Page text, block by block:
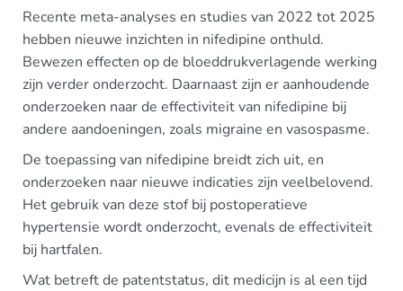
Recente meta-analyses en studies van 2022 tot 2025
hebben nieuwe inzichten in nifedipine onthuld.
Bewezen effecten op de bloeddrukverlagende werking
zijn verder onderzocht. Daarnaast zijn er aanhoudende
onderzoeken naar de effectiviteit van nifedipine bij
andere aandoeningen, zoals migraine en vasospasme.
De toepassing van nifedipine breidt zich uit, en
onderzoeken naar nieuwe indicaties zijn veelbelovend.
Het gebruik van deze stof bij postoperatieve
hypertensie wordt onderzocht, evenals de effectiviteit
bij hartfalen.
Wat betreft de patentstatus, dit medicijn is al een tijd